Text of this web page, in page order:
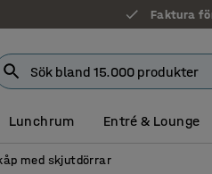
7 års
Lunchrum Entré & Lounge
med skjutdörrar